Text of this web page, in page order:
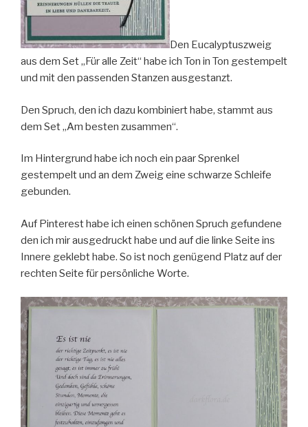
Den Eucalyptuszweig
aus dem Set „Für alle Zeit“ habe ich Ton in Ton gestempelt
und mit den passenden Stanzen ausgestanzt.
Den Spruch, den ich dazu kombiniert habe, stammt aus
dem Set „Am besten zusammen“.
Im Hintergrund habe ich noch ein paar Sprenkel
gestempelt und an dem Zweig eine schwarze Schleife
gebunden.
Auf Pinterest habe ich einen schönen Spruch gefundene
den ich mir ausgedruckt habe und auf die linke Seite ins
Innere geklebt habe. So ist noch genügend Platz auf der
rechten Seite für persönliche Worte.